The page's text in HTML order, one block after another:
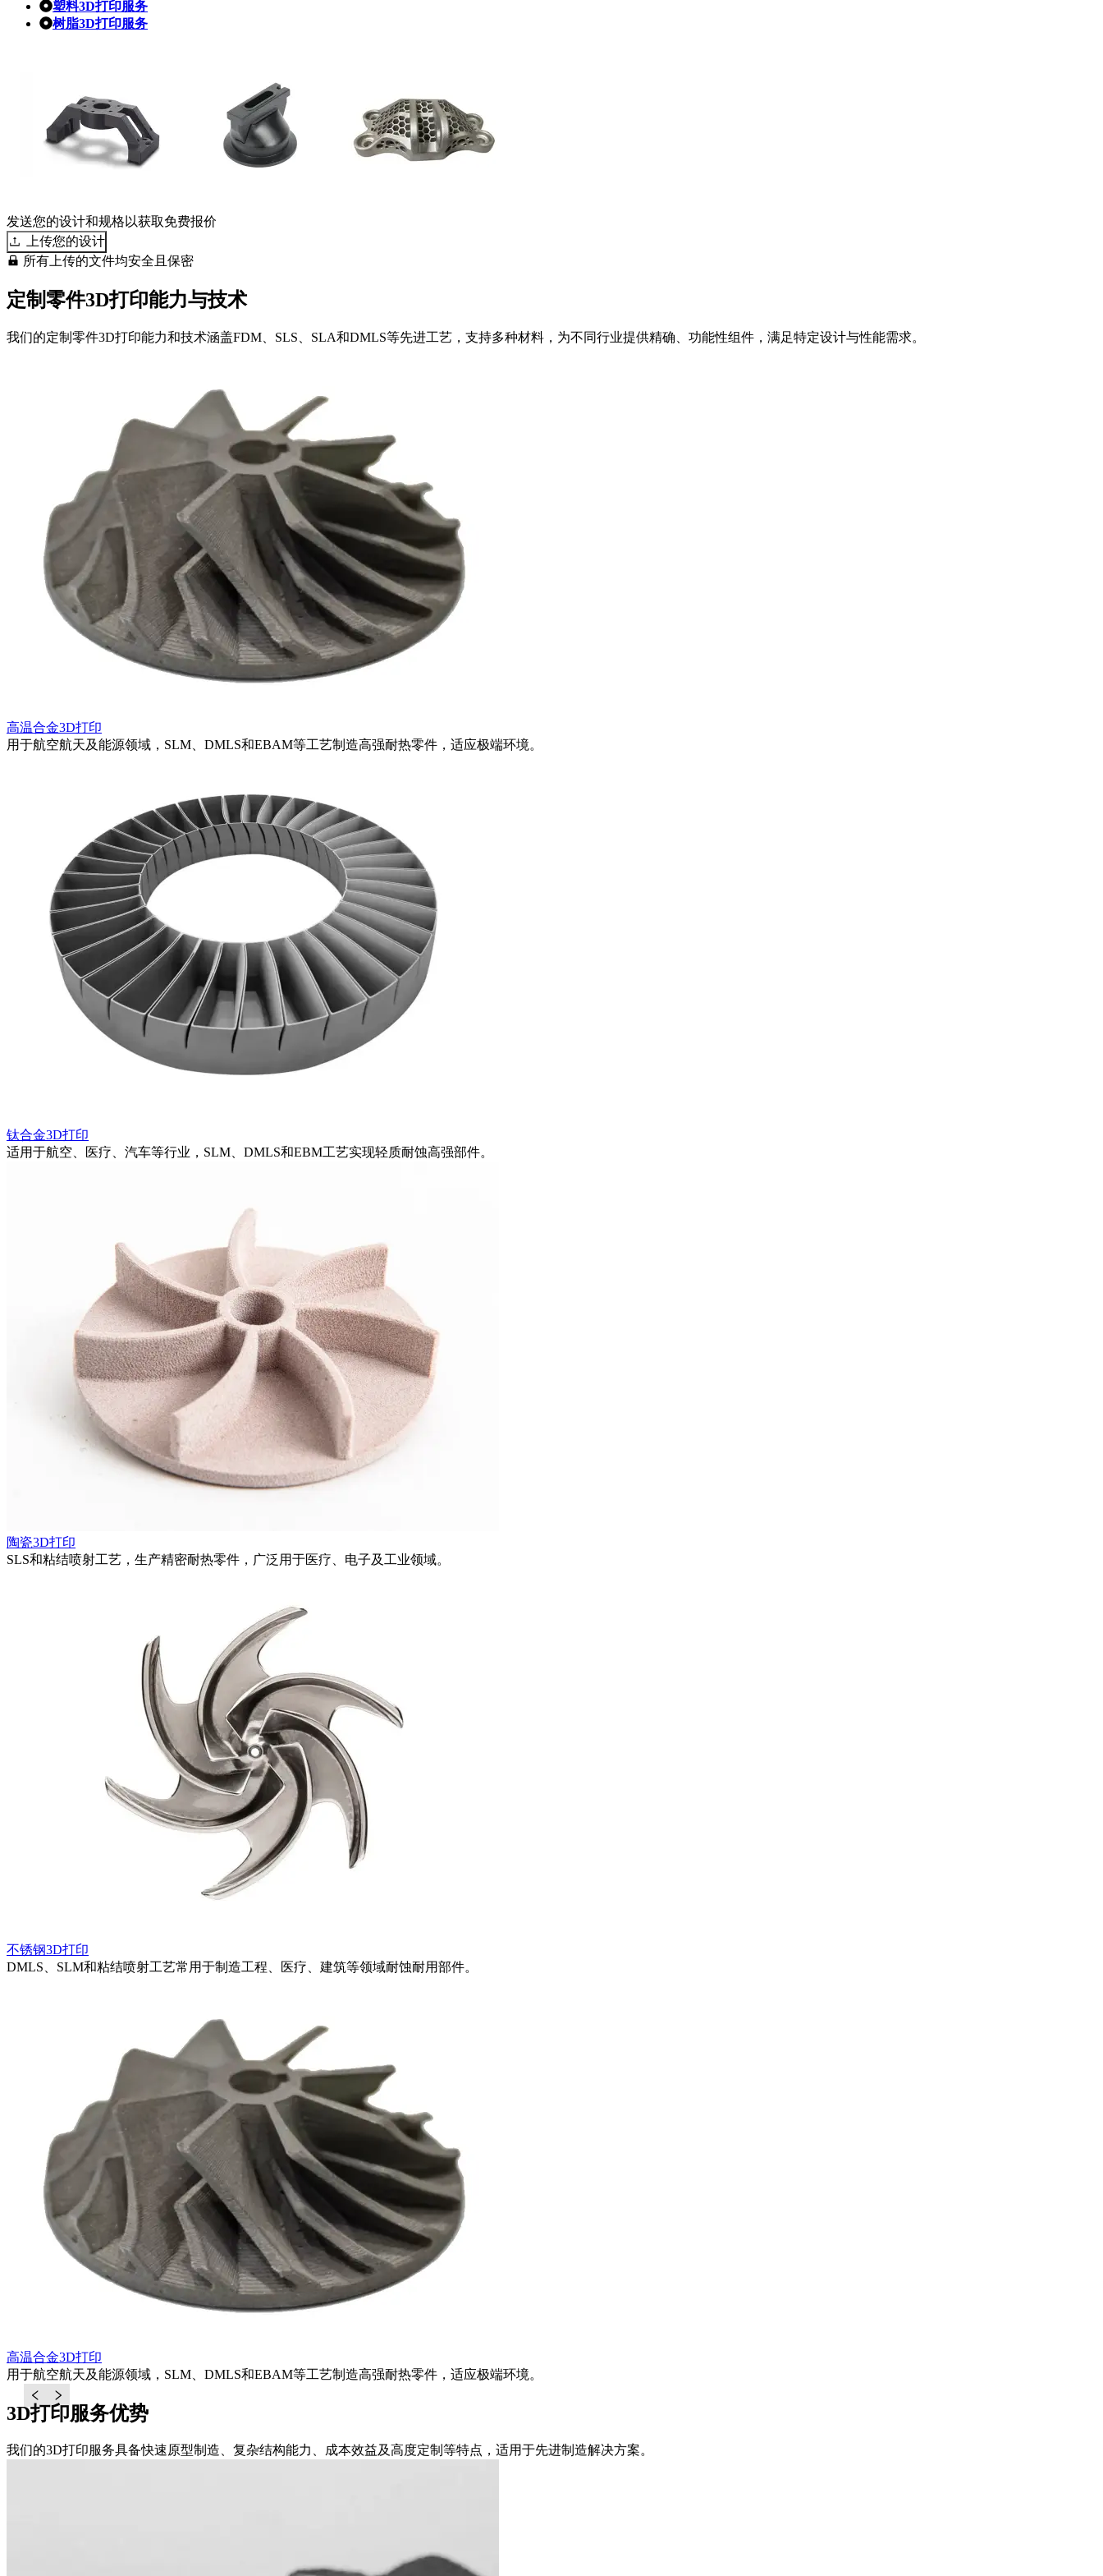
塑料3D打印服务
树脂3D打印服务
发送您的设计和规格以获取免费报价
上传您的设计
所有上传的文件均安全且保密
定制零件3D打印能力与技术
我们的定制零件3D打印能力和技术涵盖FDM、SLS、SLA和DMLS等先进工艺，支持多种材料，为不同行业提供精确、功能性组件，满足特定设计与性能需求。
高温合金3D打印
用于航空航天及能源领域，SLM、DMLS和EBAM等工艺制造高强耐热零件，适应极端环境。
钛合金3D打印
适用于航空、医疗、汽车等行业，SLM、DMLS和EBM工艺实现轻质耐蚀高强部件。
陶瓷3D打印
SLS和粘结喷射工艺，生产精密耐热零件，广泛用于医疗、电子及工业领域。
不锈钢3D打印
DMLS、SLM和粘结喷射工艺常用于制造工程、医疗、建筑等领域耐蚀耐用部件。
高温合金3D打印
用于航空航天及能源领域，SLM、DMLS和EBAM等工艺制造高强耐热零件，适应极端环境。
3D打印服务优势
我们的3D打印服务具备快速原型制造、复杂结构能力、成本效益及高度定制等特点，适用于先进制造解决方案。